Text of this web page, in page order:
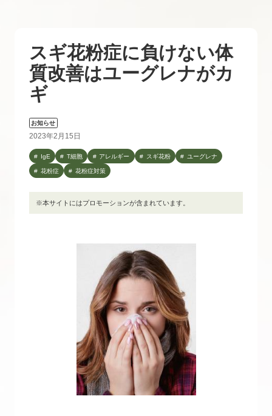
スギ花粉症に負けない体
質改善はユーグレナがカ
ギ
お知らせ
2023年2月15日
IgE T細胞 アレルギー スギ花粉 ユーグレナ
花粉症 花粉症対策
※本サイトにはプロモーションが含まれています。